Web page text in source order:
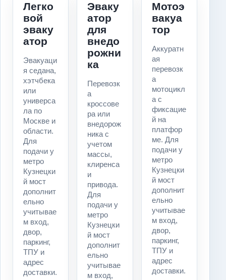
Легко
вой
эваку
атор
Эвакуаци
я седана,
хэтчбека
или
универса
ла по
Москве и
области.
Для
подачи у
метро
Кузнецки
й мост
дополнит
ельно
учитывае
м вход,
двор,
паркинг,
ТПУ и
адрес
доставки.
Эваку
атор
для
внедо
рожни
ка
Перевозк
а
кроссове
ра или
внедорож
ника с
учетом
массы,
клиренса
и
привода.
Для
подачи у
метро
Кузнецки
й мост
дополнит
ельно
учитывае
м вход,
Мотоэ
вакуа
тор
Аккуратн
ая
перевозк
а
мотоцикл
а с
фиксацие
й на
платфор
ме. Для
подачи у
метро
Кузнецки
й мост
дополнит
ельно
учитывае
м вход,
двор,
паркинг,
ТПУ и
адрес
доставки.